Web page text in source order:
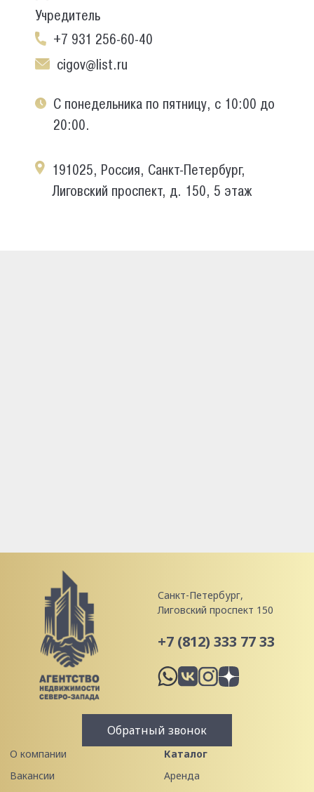
Учредитель
+7 931 256-60-40
cigov@list.ru
С понедельника по пятницу, с 10:00 до
20:00.
191025, Россия, Санкт-Петербург,
Лиговский проспект, д. 150, 5 этаж
Санкт-Петербург,
Лиговский проспект 150
+7 (812) 333 77 33
Обратный звонок
О компании
Вакансии
Каталог
Аренда